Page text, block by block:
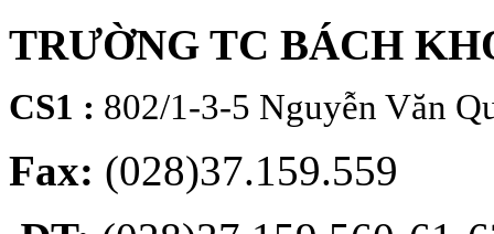
TRƯỜNG TC BÁCH
CS1 : 802/1-3-5 Nguyễn Văn
Fax: (028)37.159.559